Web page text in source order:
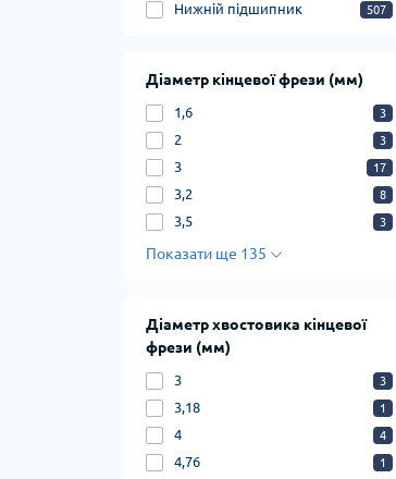
Нижній підшипник 507
Діаметр кінцевої фрези (мм)
1,6 3
2 3
3 17
3,2 8
3,5 3
Показати ще 135
Діаметр хвостовика кінцевої
фрези (мм)
3 3
3,18 1
4 4
4,76 1